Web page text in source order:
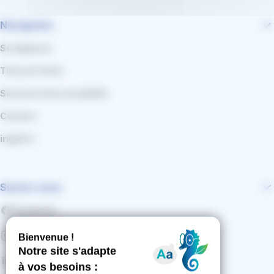
Navigation
Se déplacer
Titres & Tarifs
Services & Accessibilité
Contact
irigoPro
Suivez-nous
Facebook
Instagram
LinkedIn